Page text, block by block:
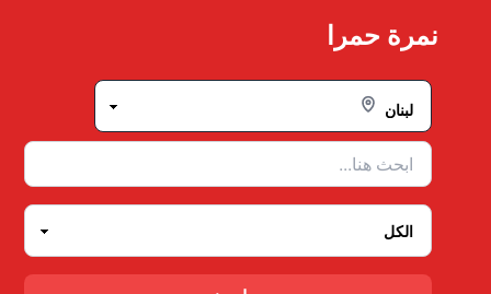
نمرة حمرا